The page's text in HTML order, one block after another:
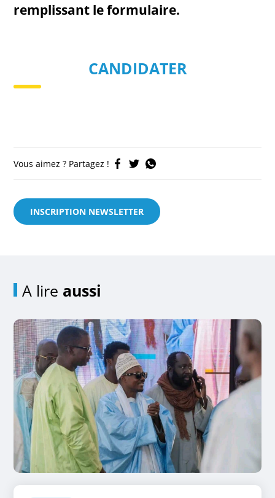
remplissant le formulaire.
CANDIDATER
Vous aimez ? Partagez !
INSCRIPTION NEWSLETTER
A lire aussi